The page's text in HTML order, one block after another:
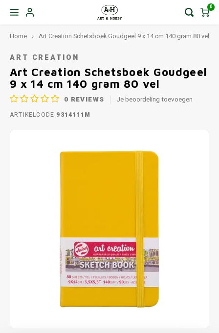
0
Home Art Creation Schetsboek Goudgeel 9 x 14 cm 140 gram 80 vel
ART CREATION
Art Creation Schetsboek Goudgeel
9 x 14 cm 140 gram 80 vel
0 REVIEWS Je beoordeling toevoegen
ARTIKELCODE 9314111M